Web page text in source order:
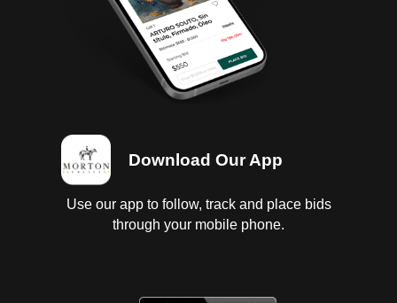
Download Our App
Use our app to follow, track and place bids
through your mobile phone.